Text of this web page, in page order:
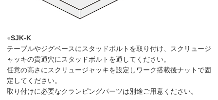
●SJK-K
テーブルやジグベースにスタッドボルトを取り付け、スクリュージ
ャッキの貫通穴にスタッドボルトを通してください。
任意の高さにスクリュージャッキを設定しワーク搭載後ナットで固
定してください。
取り付けに必要なクランピングパーツは別途ご用意ください。